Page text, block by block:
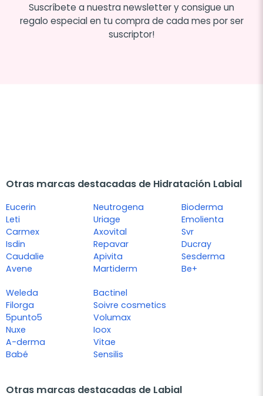
Suscríbete a nuestra newsletter y consigue un
regalo especial en tu compra de cada mes por ser
suscriptor!
Otras marcas destacadas de Hidratación Labial
Eucerin
Leti
Carmex
Isdin
Caudalie
Avene
Neutrogena
Uriage
Axovital
Repavar
Apivita
Martiderm
Bioderma
Emolienta
Svr
Ducray
Sesderma
Be+
Weleda
Filorga
5punto5
Nuxe
A-derma
Babé
Bactinel
Soivre cosmetics
Volumax
Ioox
Vitae
Sensilis
Otras marcas destacadas de Labial